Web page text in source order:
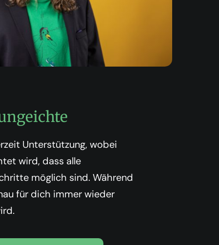
eichte
Unterstützung, wobei
wird, dass alle
möglich sind. Während
für dich immer wieder